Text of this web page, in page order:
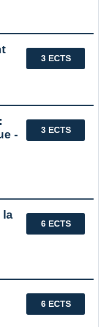
3 ECTS
3 ECTS
-
6 ECTS
la
6 ECTS